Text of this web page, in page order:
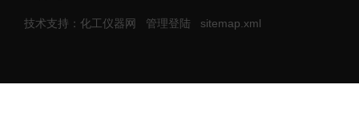
技术支持：化工仪器网 管理登陆 sitemap.xml